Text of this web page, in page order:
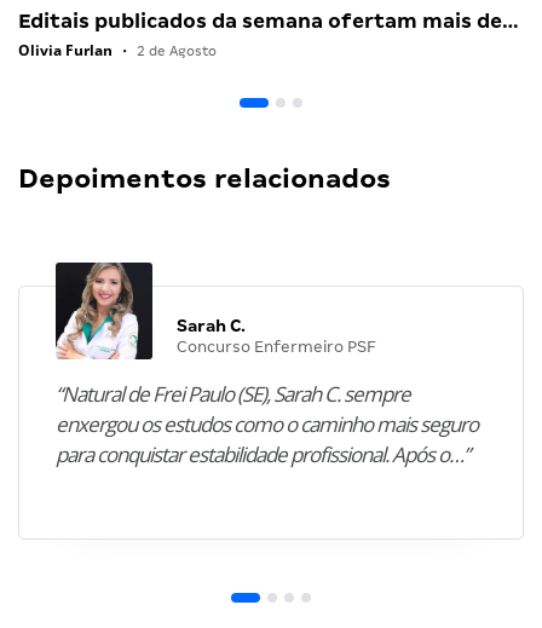
Editais publicados da semana ofertam mais de…
Olivia Furlan • 2 de Agosto
Depoimentos relacionados
Sarah C.
Concurso Enfermeiro PSF
“Natural de Frei Paulo (SE), Sarah C. sempre
enxergou os estudos como o caminho mais seguro
para conquistar estabilidade profissional. Após o…”